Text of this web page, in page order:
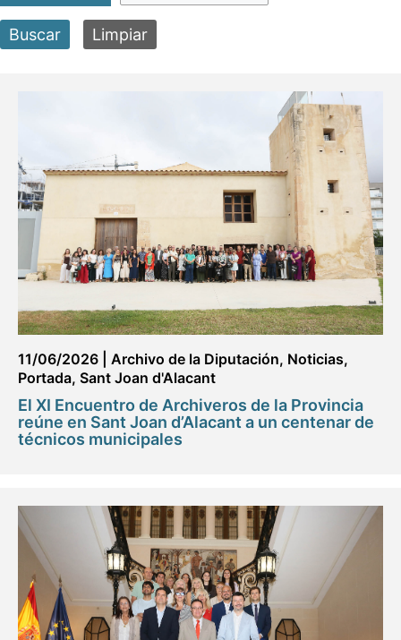
Buscar Limpiar
11/06/2026 Archivo de la Diputación, Noticias,
Portada, Sant Joan d'Alacant
El XI Encuentro de Archiveros de la Provincia
reúne en Sant Joan d’Alacant a un centenar de
técnicos municipales